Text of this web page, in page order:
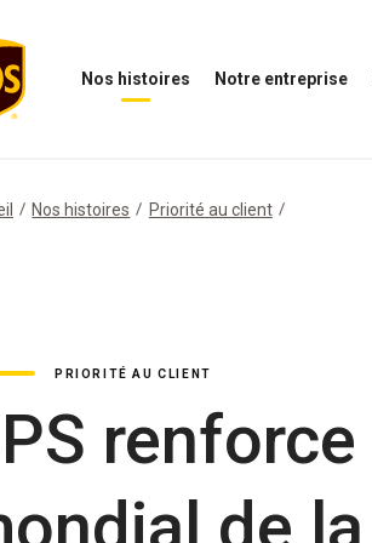
Nos histoires
histoires
Notre entreprise
notre
entreprise
Nos histoires Priorité au client
PRIORITÉ AU CLIENT